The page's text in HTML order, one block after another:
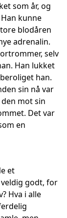
som år, og
kunne
blodåren
adrenalin.
selv
Han lukket
han.
sin nå var
mot sin
Det var
en
et
godt, for
Hva i alle